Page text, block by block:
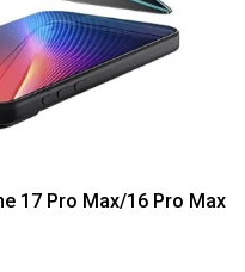
17 Pro Max/16 Pro Max